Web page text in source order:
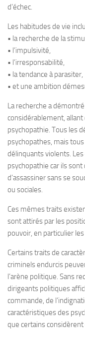
d’échec.
Les habitudes de vie
• la recherche de la
• l’impulsivité,
• l’irresponsabilité,
• la tendance à parasiter,
• et une ambition
La recherche a
considérablement, allant
psychopathie. Tous les
psychopathes, mais
délinquants violents.
psychopathie car ils
d’assassiner sans se
ou sociales.
Ces mêmes traits
sont attirés par les
pouvoir, en particulier
Certains traits de
criminels endurcis
l’arène politique. Sans
dirigeants politiques
commande, de
caractéristiques des
que certains